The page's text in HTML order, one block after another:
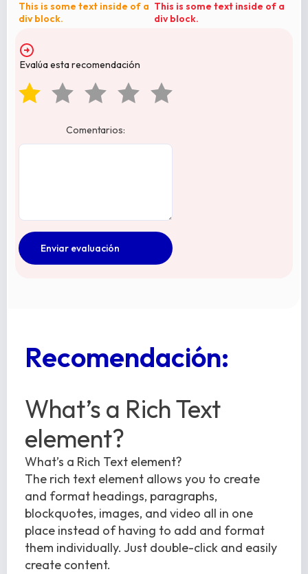
This is some text inside of a
div block.
This is some text inside of a
div block.
Evalúa esta recomendación
Comentarios:
Recomendación:
What’s a Rich Text
element?
What’s a Rich Text element?
The rich text element allows you to create
and format headings, paragraphs,
blockquotes, images, and video all in one
place instead of having to add and format
them individually. Just double-click and easily
create content.